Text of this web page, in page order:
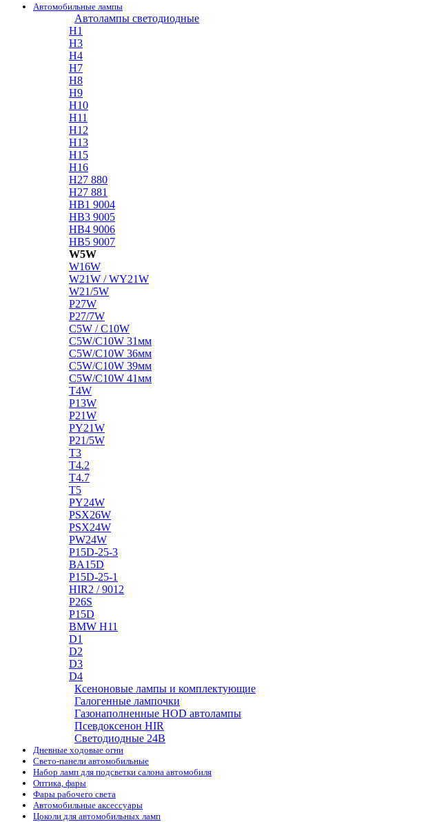
Автомобильные лампы
Автолампы светодиодные
H1
H3
H4
H7
H8
H9
H10
H11
H12
H13
H15
H16
H27 880
H27 881
HB1 9004
HB3 9005
HB4 9006
HB5 9007
W5W
W16W
W21W / WY21W
W21/5W
P27W
P27/7W
C5W / C10W
C5W/C10W 31мм
C5W/C10W 36мм
C5W/C10W 39мм
C5W/C10W 41мм
T4W
P13W
P21W
PY21W
P21/5W
T3
T4.2
T4.7
T5
PY24W
PSX26W
PSX24W
PW24W
P15D-25-3
BA15D
P15D-25-1
HIR2 / 9012
P26S
P15D
BMW H11
D1
D2
D3
D4
Ксеноновые лампы и комплектующие
Галогенные лампочки
Газонаполненные HOD автолампы
Псевдоксенон HIR
Cветодиодные 24B
Дневные ходовые огни
Свето-панели автомобильные
Набор ламп для подсветки салона автомобиля
Оптика, фары
Фары рабочего света
Автомобильные аксессуары
Цоколи для автомобильных ламп